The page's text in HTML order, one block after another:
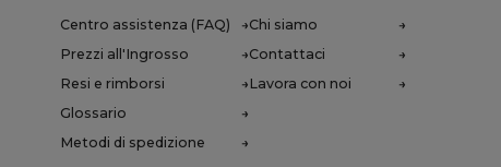
Centro assistenza (FAQ)
Prezzi all'Ingrosso
Resi e rimborsi
Glossario
Metodi di spedizione
Chi siamo
Contattaci
Lavora con noi